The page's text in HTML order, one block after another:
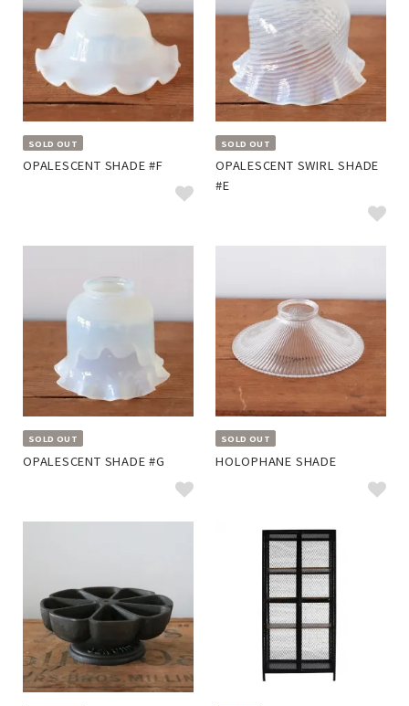
SOLD OUT
OPALESCENT SHADE #F
SOLD OUT
OPALESCENT SWIRL SHADE
#E
SOLD OUT
OPALESCENT SHADE #G
SOLD OUT
HOLOPHANE SHADE